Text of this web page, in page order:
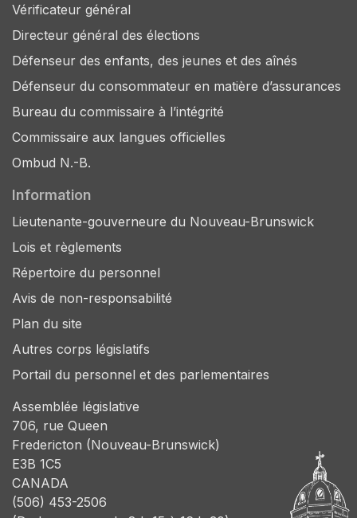
Vérificateur général
Directeur général des élections
Défenseur des enfants, des jeunes et des aînés
Défenseur du consommateur en matière d’assurances
Bureau du commissaire à l’intégrité
Commissaire aux langues officielles
Ombud N.-B.
Information
Lieutenante-gouverneure du Nouveau-Brunswick
Lois et règlements
Répertoire du personnel
Avis de non-responsabilité
Plan du site
Autres corps législatifs
Portail du personnel et des parlementaires
Assemblée législative
706, rue Queen
Fredericton (Nouveau-Brunswick)
E3B 1C5
CANADA
(506) 453-2506